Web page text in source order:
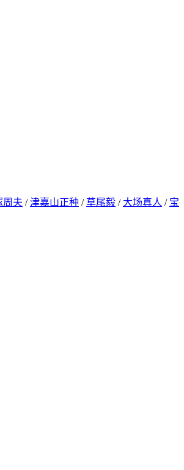
周夫 /津嘉山正种 /草尾毅 / 大场真人 / 宝